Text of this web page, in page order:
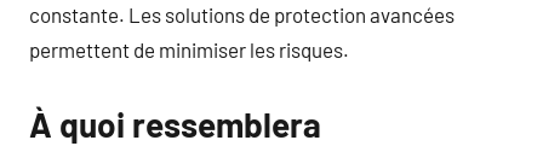
constante. Les solutions de protection avancées
permettent de minimiser les risques.
À quoi ressemblera